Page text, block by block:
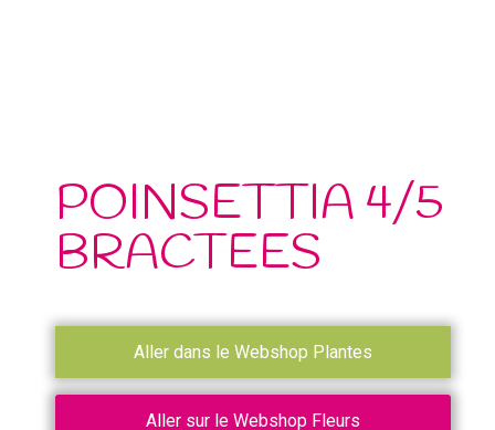
POINSETTIA 4/5
BRACTEES
Aller dans le Webshop Plantes
Aller sur le Webshop Fleurs